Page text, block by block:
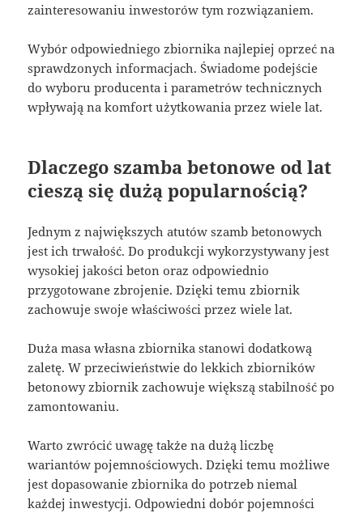
zainteresowaniu inwestorów tym rozwiązaniem.
Wybór odpowiedniego zbiornika najlepiej oprzeć na
sprawdzonych informacjach. Świadome podejście
do wyboru producenta i parametrów technicznych
wpływają na komfort użytkowania przez wiele lat.
Dlaczego szamba betonowe od lat
cieszą się dużą popularnością?
Jednym z największych atutów szamb betonowych
jest ich trwałość. Do produkcji wykorzystywany jest
wysokiej jakości beton oraz odpowiednio
przygotowane zbrojenie. Dzięki temu zbiornik
zachowuje swoje właściwości przez wiele lat.
Duża masa własna zbiornika stanowi dodatkową
zaletę. W przeciwieństwie do lekkich zbiorników
betonowy zbiornik zachowuje większą stabilność po
zamontowaniu.
Warto zwrócić uwagę także na dużą liczbę
wariantów pojemnościowych. Dzięki temu możliwe
jest dopasowanie zbiornika do potrzeb niemal
każdej inwestycji. Odpowiedni dobór pojemności